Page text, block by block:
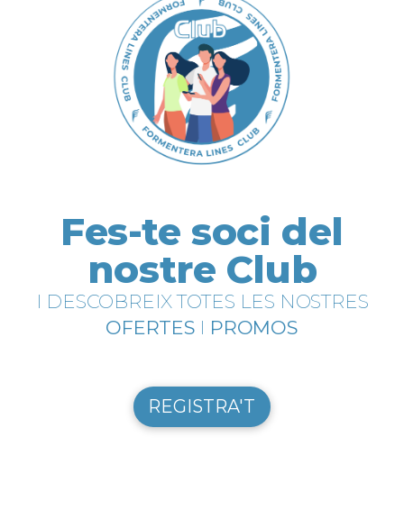
Fes-te soci del
nostre Club
I DESCOBREIX TOTES LES NOSTRES
OFERTES I PROMOS
REGISTRA'T